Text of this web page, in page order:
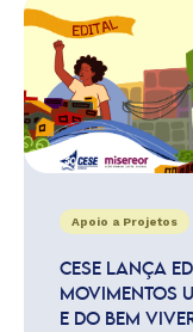
Apoio a Projetos
CESE LANÇA
MOVIMENTOS
E DO BEM